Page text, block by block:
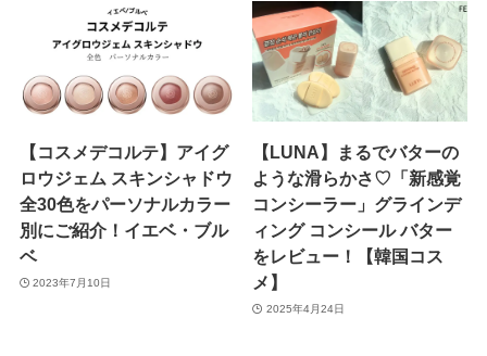
【コスメデコルテ】アイグ
ロウジェム スキンシャドウ
全30色をパーソナルカラー
別にご紹介！イエベ・ブル
ベ
2023年7月10日
【LUNA】まるでバターの
ような滑らかさ♡「新感覚
コンシーラー」グラインデ
ィング コンシール バター
をレビュー！【韓国コス
メ】
2025年4月24日